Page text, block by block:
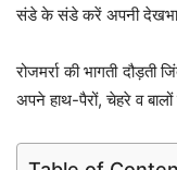
संडे के संडे करें अपनी
रोजमर्रा की भागती
अपने हाथ-पैरों, चेहरे व